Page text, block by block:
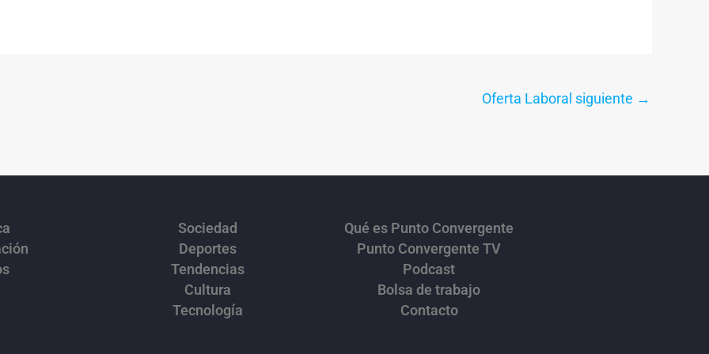
Oferta Laboral siguiente →
Sociedad
Deportes
Tendencias
Cultura
Tecnología
Qué es Punto Convergente
Punto Convergente TV
Podcast
Bolsa de trabajo
Contacto